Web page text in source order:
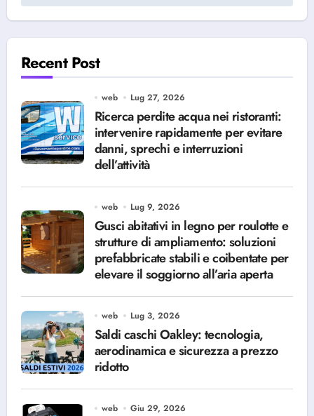
Recent Post
web Lug 27, 2026
Ricerca perdite acqua nei ristoranti:
intervenire rapidamente per evitare
danni, sprechi e interruzioni
dell’attività
web Lug 9, 2026
Gusci abitativi in legno per roulotte e
strutture di ampliamento: soluzioni
prefabbricate stabili e coibentate per
elevare il soggiorno all’aria aperta
web Lug 3, 2026
Saldi caschi Oakley: tecnologia,
aerodinamica e sicurezza a prezzo
ridotto
web Giu 29, 2026